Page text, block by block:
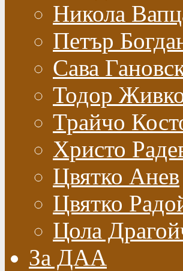
Никола
Петър
Сава
Тодор
Трайчо
Христо
Цвятко Анев
Цвятко
Цола
За ДАА